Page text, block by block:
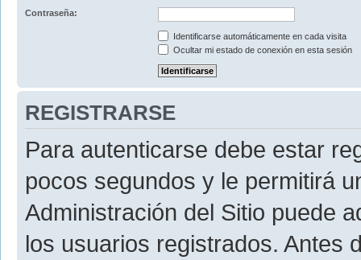
Contraseña:
Identificarse automáticamente en cada visita
Ocultar mi estado de conexión en esta sesión
REGISTRARSE
Para autenticarse debe estar
pocos segundos y le permitirá
Administración del Sitio puede
los usuarios registrados. Antes